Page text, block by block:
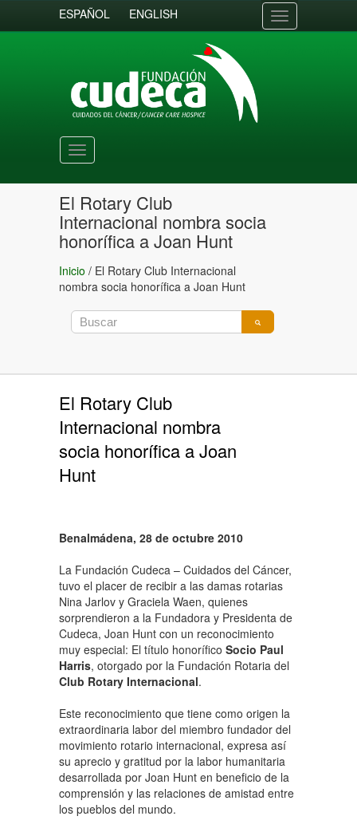
ESPAÑOL ENGLISH
Toggle
navigation
Toggle
navigation
El Rotary Club
Internacional nombra socia
honorífica a Joan Hunt
Inicio / El Rotary Club Internacional
nombra socia honorífica a Joan Hunt
El Rotary Club
Internacional nombra
socia honorífica a Joan
Hunt
Benalmádena, 28 de octubre 2010
La Fundación Cudeca – Cuidados del Cáncer,
tuvo el placer de recibir a las damas rotarias
Nina Jarlov y Graciela Waen, quienes
sorprendieron a la Fundadora y Presidenta de
Cudeca, Joan Hunt con un reconocimiento
muy especial: El título honorífico Socio Paul
Harris, otorgado por la Fundación Rotaria del
Club Rotary Internacional.
Este reconocimiento que tiene como origen la
extraordinaria labor del miembro fundador del
movimiento rotario internacional, expresa así
su aprecio y gratitud por la labor humanitaria
desarrollada por Joan Hunt en beneficio de la
comprensión y las relaciones de amistad entre
los pueblos del mundo.